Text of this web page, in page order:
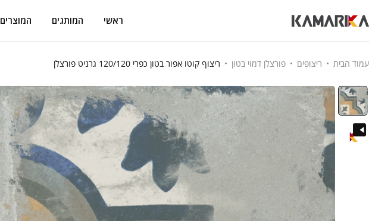
ראשי המותגים המוצרים
עמוד הבית ריצופים פורצלן דמוי בטון ריצוף קוטו אפור בטון כפרי 120/120 גרניט פורצלן